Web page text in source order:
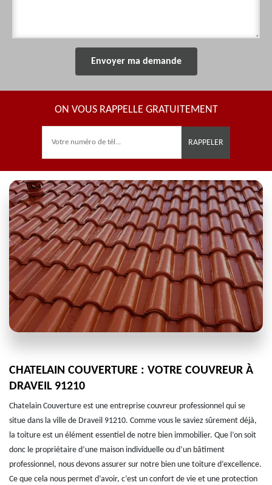
ON VOUS RAPPELLE GRATUITEMENT
CHATELAIN COUVERTURE : VOTRE COUVREUR À
DRAVEIL 91210
Chatelain Couverture est une entreprise couvreur professionnel qui se
situe dans la ville de Draveil 91210. Comme vous le saviez sûrement déjà,
la toiture est un élément essentiel de notre bien immobilier. Que l’on soit
donc le propriétaire d’une maison individuelle ou d’un bâtiment
professionnel, nous devons assurer sur notre bien une toiture d’excellence.
Ce que cela nous permet d’avoir, c’est un confort de vie et une protection